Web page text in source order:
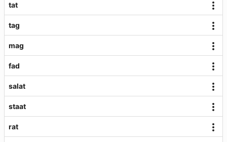
tat
tag
mag
fad
salat
staat
rat